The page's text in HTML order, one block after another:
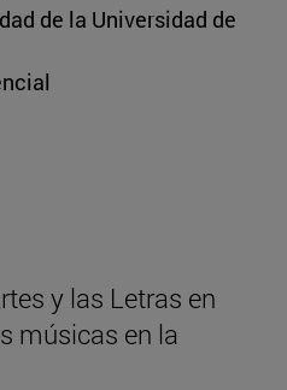
de la Universidad de
y las Letras en
músicas en la